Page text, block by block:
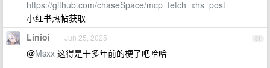
https://github.com/chaseSpace/mcp_fetch_xhs_post
小红书热帖获取
31
Linioi Jun 25, 2025
@Msxx 这得是十多年前的梗了吧哈哈